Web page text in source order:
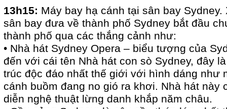
13h15: Máy bay hạ cánh tại sân bay
sân bay đưa về thành phố Sydney bắt đầu
thành phố qua các thắng cảnh như:
• Nhà hát Sydney Opera – biểu tượng của
đến với cái tên Nhà hát con sò Sydney, đây
trúc độc đáo nhất thế giới với hình dáng như
cánh buồm đang no gió ra khơi. Nhà hát này
diễn nghệ thuật lừng danh khắp năm châu.